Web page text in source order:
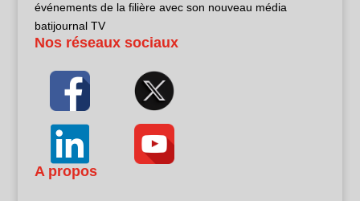
événements de la filière avec son nouveau média
batijournal TV
Nos réseaux sociaux
A propos